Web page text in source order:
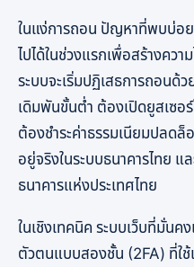
ในแง่การถอน ปัญหาที่พบบ่อ
ไปได้ในช่วงแรกเพื่อสร้างคว
ระบบจะเริ่มปฏิเสธการถอน
เดิมพันขั้นต่ำ ต้องเปิดยูสเซ
ต้องชำระค่าธรรมเนียมปลดล็
อยู่จริงในระบบธนาคารไทย
ธนาคารแห่งประเทศไทย
ในเชิงเทคนิค ระบบเว็บที่มั่น
ตัวตนแบบสองชั้น (2FA) ที่ใ